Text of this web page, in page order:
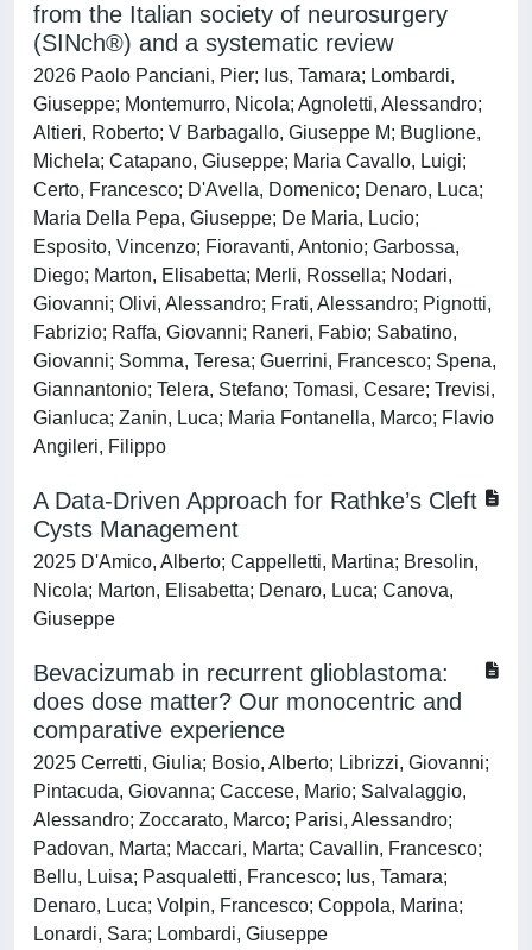
from the Italian society of neurosurgery
(SINch®) and a systematic review
2026 Paolo Panciani, Pier; Ius, Tamara; Lombardi,
Giuseppe; Montemurro, Nicola; Agnoletti, Alessandro;
Altieri, Roberto; V Barbagallo, Giuseppe M; Buglione,
Michela; Catapano, Giuseppe; Maria Cavallo, Luigi;
Certo, Francesco; D'Avella, Domenico; Denaro, Luca;
Maria Della Pepa, Giuseppe; De Maria, Lucio;
Esposito, Vincenzo; Fioravanti, Antonio; Garbossa,
Diego; Marton, Elisabetta; Merli, Rossella; Nodari,
Giovanni; Olivi, Alessandro; Frati, Alessandro; Pignotti,
Fabrizio; Raffa, Giovanni; Raneri, Fabio; Sabatino,
Giovanni; Somma, Teresa; Guerrini, Francesco; Spena,
Giannantonio; Telera, Stefano; Tomasi, Cesare; Trevisi,
Gianluca; Zanin, Luca; Maria Fontanella, Marco; Flavio
Angileri, Filippo
A Data-Driven Approach for Rathke’s Cleft
Cysts Management
2025 D'Amico, Alberto; Cappelletti, Martina; Bresolin,
Nicola; Marton, Elisabetta; Denaro, Luca; Canova,
Giuseppe
Bevacizumab in recurrent glioblastoma:
does dose matter? Our monocentric and
comparative experience
2025 Cerretti, Giulia; Bosio, Alberto; Librizzi, Giovanni;
Pintacuda, Giovanna; Caccese, Mario; Salvalaggio,
Alessandro; Zoccarato, Marco; Parisi, Alessandro;
Padovan, Marta; Maccari, Marta; Cavallin, Francesco;
Bellu, Luisa; Pasqualetti, Francesco; Ius, Tamara;
Denaro, Luca; Volpin, Francesco; Coppola, Marina;
Lonardi, Sara; Lombardi, Giuseppe